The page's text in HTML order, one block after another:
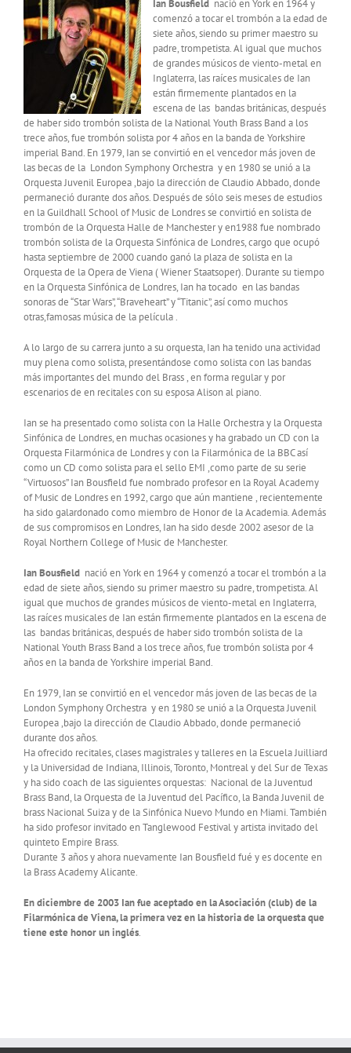
Ian Bousfield nació en York en 1964 y
comenzó a tocar el trombón a la edad de
siete años, siendo su primer maestro su
padre, trompetista. Al igual que muchos
de grandes músicos de viento-metal en
Inglaterra, las raíces musicales de Ian
están firmemente plantados en la
escena de las bandas británicas, después
de haber sido trombón solista de la National Youth Brass Band a los
trece años, fue trombón solista por 4 años en la banda de Yorkshire
imperial Band. En 1979, Ian se convirtió en el vencedor más joven de
las becas de la London Symphony Orchestra y en 1980 se unió a la
Orquesta Juvenil Europea ,bajo la dirección de Claudio Abbado, donde
permaneció durante dos años. Después de sólo seis meses de estudios
en la Guildhall School of Music de Londres se convirtió en solista de
trombón de la Orquesta Halle de Manchester y en1988 fue nombrado
trombón solista de la Orquesta Sinfónica de Londres, cargo que ocupó
hasta septiembre de 2000 cuando ganó la plaza de solista en la
Orquesta de la Opera de Viena ( Wiener Staatsoper). Durante su tiempo
en la Orquesta Sinfónica de Londres, Ian ha tocado en las bandas
sonoras de “Star Wars”, “Braveheart” y “Titanic”, así como muchos
otras,famosas música de la película .
A lo largo de su carrera junto a su orquesta, Ian ha tenido una actividad
muy plena como solista, presentándose como solista con las bandas
más importantes del mundo del Brass , en forma regular y por
escenarios de en recitales con su esposa Alison al piano.
Ian se ha presentado como solista con la Halle Orchestra y la Orquesta
Sinfónica de Londres, en muchas ocasiones y ha grabado un CD con la
Orquesta Filarmónica de Londres y con la Filarmónica de la BBC así
como un CD como solista para el sello EMI ,como parte de su serie
“Virtuosos” Ian Bousfield fue nombrado profesor en la Royal Academy
of Music de Londres en 1992, cargo que aún mantiene , recientemente
ha sido galardonado como miembro de Honor de la Academia. Además
de sus compromisos en Londres, Ian ha sido desde 2002 asesor de la
Royal Northern College of Music de Manchester.
Ian Bousfield nació en York en 1964 y comenzó a tocar el trombón a la
edad de siete años, siendo su primer maestro su padre, trompetista. Al
igual que muchos de grandes músicos de viento-metal en Inglaterra,
las raíces musicales de Ian están firmemente plantados en la escena de
las bandas británicas, después de haber sido trombón solista de la
National Youth Brass Band a los trece años, fue trombón solista por 4
años en la banda de Yorkshire imperial Band.
En 1979, Ian se convirtió en el vencedor más joven de las becas de la
London Symphony Orchestra y en 1980 se unió a la Orquesta Juvenil
Europea ,bajo la dirección de Claudio Abbado, donde permaneció
durante dos años.
Ha ofrecido recitales, clases magistrales y talleres en la Escuela Juilliard
y la Universidad de Indiana, Illinois, Toronto, Montreal y del Sur de Texas
y ha sido coach de las siguientes orquestas: Nacional de la Juventud
Brass Band, la Orquesta de la Juventud del Pacífico, la Banda Juvenil de
brass Nacional Suiza y de la Sinfónica Nuevo Mundo en Miami. También
ha sido profesor invitado en Tanglewood Festival y artista invitado del
quinteto Empire Brass.
Durante 3 años y ahora nuevamente Ian Bousfield fué y es docente en
la Brass Academy Alicante.
En diciembre de 2003 Ian fue aceptado en la Asociación (club) de la
Filarmónica de Viena, la primera vez en la historia de la orquesta que
tiene este honor un inglés.